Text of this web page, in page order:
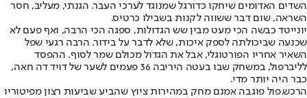
השדים האדומים שיחקו כדורגל שמנוגד לערכי העבר. הגנתי, מעליב, חסר
השראה, שום דבר ששווה לקנות בשבילו כרטיס.
יונייטד כבשה הכי מעט מבין שש הגדולות, ספגה הכי הרבה, ואף פעם לא
שכנעה שביכולתה לספק איכות, שלא לדבר על בידור. הרבה רגעי שפל
השאיר אחריו הפורטוגלי, אבל את הגדול מכולם שמר לסוף. ההפסד
לליברפול, במשחק שבו בעטה היריבה 36 פעמים לשער של דויד דה חאה,
כבר היה יותר מדי.
הרכש.פול פוגבה אמנם מחק במהירות ציוץ שהביע שביעות רצון מפיטוריו